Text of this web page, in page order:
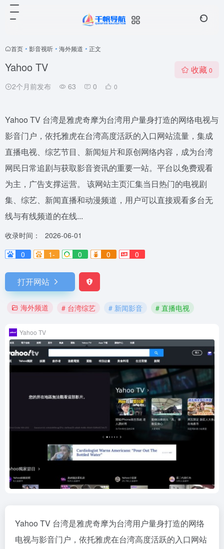
首页 • 影音视听 • 海外频道 • 正文
Yahoo TV
2个月前发布 63 0 0
收藏 0
Yahoo TV 台湾是雅虎奇摩为台湾用户量身打造的网络电视与
影音门户，依托雅虎在台湾高度活跃的入口网站流量，集成
直播电视、综艺节目、新闻短片和原创网络内容，成为台湾
网民日常追剧与获取影音资讯的重要一站。平台以免费观看
为主，广告支撑运营。 该网站主页汇集当日热门的电视剧
集、综艺、新闻直播和动漫频道，用户可以直接观看多台无
线与有线频道的在线...
收录时间：
2026-06-01
0
1- 0 0 0
打开网站
海外频道 # 台湾综艺 # 新闻影音 # 直播电视
Yahoo TV
Yahoo TV 台湾是雅虎奇摩为台湾用户量身打造的网络
电视与影音门户，依托雅虎在台湾高度活跃的入口网站